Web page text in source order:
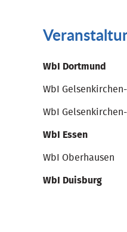
WbI Dortmund
WbI
WbI
WbI Essen
WbI Oberhausen
WbI Duisburg